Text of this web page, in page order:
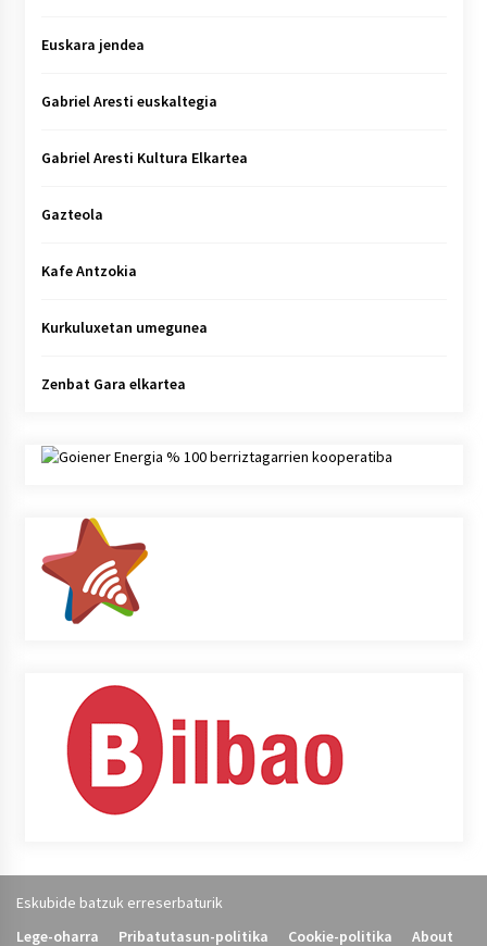
Euskara jendea
Gabriel Aresti euskaltegia
Gabriel Aresti Kultura Elkartea
Gazteola
Kafe Antzokia
Kurkuluxetan umegunea
Zenbat Gara elkartea
Eskubide batzuk erreserbaturik
Lege-oharra
Pribatutasun-politika Cookie-politika About